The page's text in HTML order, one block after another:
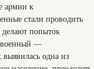
армии к
стали проводить
попыток
военный —
одна из